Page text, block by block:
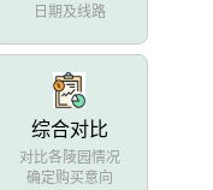
日期及线路
综合对比
对比各陵园情况
确定购买意向